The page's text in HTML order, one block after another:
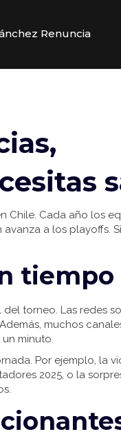
Renuncia
Chile. Cada año los
a los playoffs.
tiempo
torneo. Las redes
muchos
minuto.
Por ejemplo, la
2025, o la